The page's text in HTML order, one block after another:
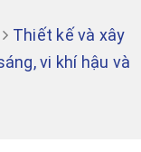
Thiết kế và xây
vi khí hậu và